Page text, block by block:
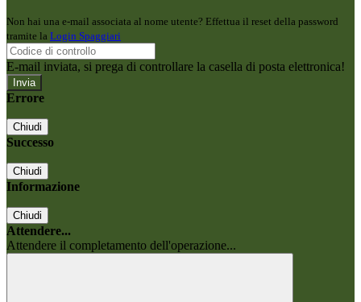
Non hai una e-mail associata al nome utente? Effettua il reset della password
tramite la Login Spaggiari
E-mail inviata, si prega di controllare la casella di posta elettronica!
Errore
Chiudi
Successo
Chiudi
Informazione
Chiudi
Attendere...
Attendere il completamento dell'operazione...